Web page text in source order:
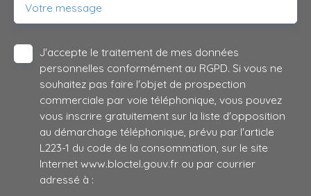
Votre message
J'accepte le traitement de mes données
personnelles conformément au RGPD. Si vous ne
souhaitez pas faire l'objet de prospection
commerciale par voie téléphonique, vous pouvez
vous inscrire gratuitement sur la liste d'opposition
au démarchage téléphonique, prévu par l'article
L223-1 du code de la consommation, sur le site
Internet www.bloctel.gouv.fr ou par courrier
adressé à :